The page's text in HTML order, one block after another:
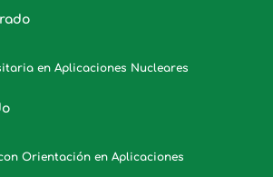
en Aplicaciones Nucleares
Orientación en Aplicaciones